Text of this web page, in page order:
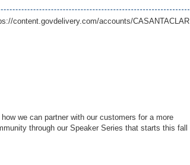
content.govdelivery.com/accounts/CASANTACLAR
we can partner with our customers for a more
through our Speaker Series that starts this fall